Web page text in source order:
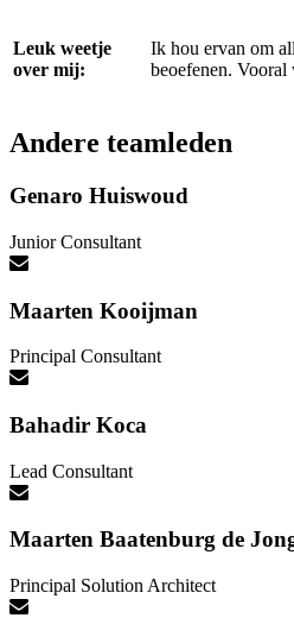
Leuk weetje
over mij:
Ik hou ervan om
beoefenen. Vooral
Andere teamleden
Genaro Huiswoud
Junior Consultant
Maarten Kooijman
Principal Consultant
Bahadir Koca
Lead Consultant
Maarten Baatenburg de
Principal Solution Architect